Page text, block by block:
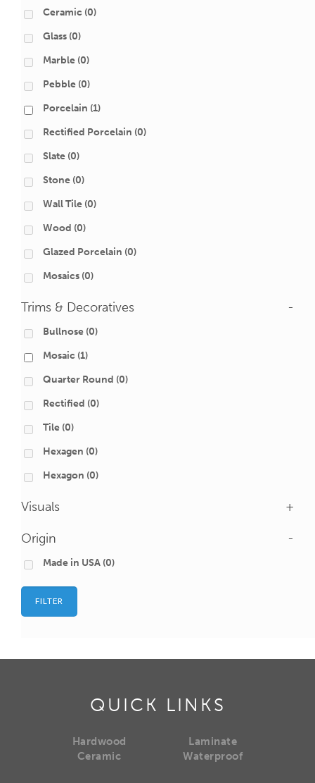
Ceramic (0)
Glass (0)
Marble (0)
Pebble (0)
Porcelain (1)
Rectified Porcelain (0)
Slate (0)
Stone (0)
Wall Tile (0)
Wood (0)
Glazed Porcelain (0)
Mosaics (0)
Trims & Decoratives -
Bullnose (0)
Mosaic (1)
Quarter Round (0)
Rectified (0)
Tile (0)
Hexagen (0)
Hexagon (0)
Visuals +
Origin -
Made in USA (0)
FILTER
QUICK LINKS
Hardwood
Ceramic
Laminate
Waterproof